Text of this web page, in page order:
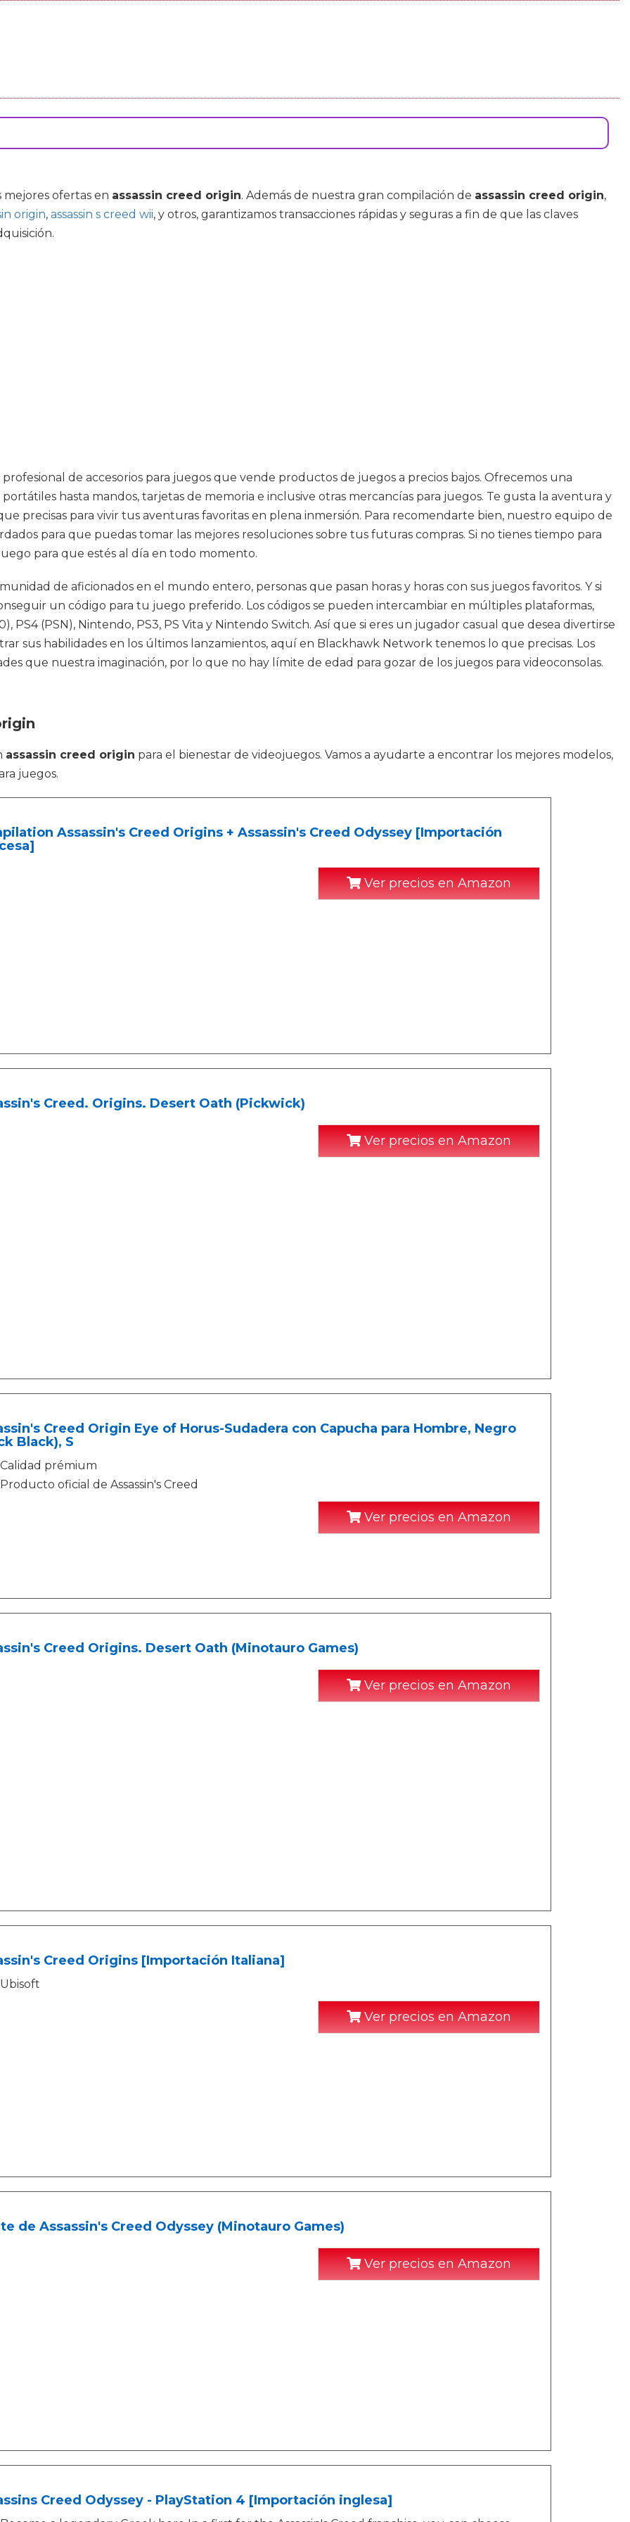
mejores ofertas en assassin creed origin. Además de nuestra gran compilación de assassin creed origin,
origin, assassin s creed wii, y otros, garantizamos transacciones rápidas y seguras a fin de que las claves
de accesorios para juegos que vende productos de juegos a precios bajos. Ofrecemos una
hasta mandos, tarjetas de memoria e inclusive otras mercancías para juegos. Te gusta la aventura y
precisas para vivir tus aventuras favoritas en plena inmersión. Para recomendarte bien, nuestro equipo de
para que puedas tomar las mejores resoluciones sobre tus futuras compras. Si no tienes tiempo para
para que estés al día en todo momento.
de aficionados en el mundo entero, personas que pasan horas y horas con sus juegos favoritos. Y si
un código para tu juego preferido. Los códigos se pueden intercambiar en múltiples plataformas,
PS4 (PSN), Nintendo, PS3, PS Vita y Nintendo Switch. Así que si eres un jugador casual que desea divertirse
sus habilidades en los últimos lanzamientos, aquí en Blackhawk Network tenemos lo que precisas. Los
que nuestra imaginación, por lo que no hay límite de edad para gozar de los juegos para videoconsolas.
assassin creed origin para el bienestar de videojuegos. Vamos a ayudarte a encontrar los mejores modelos,
juegos.
Assassin's Creed Origins + Assassin's Creed Odyssey [Importación
Ver precios en Amazon
Creed. Origins. Desert Oath (Pickwick)
Ver precios en Amazon
Creed Origin Eye of Horus-Sudadera con Capucha para Hombre, Negro
Black), S
Calidad prémium
Producto oficial de Assassin's Creed
Ver precios en Amazon
Creed Origins. Desert Oath (Minotauro Games)
Ver precios en Amazon
Creed Origins [Importación Italiana]
Ubisoft
Ver precios en Amazon
de Assassin's Creed Odyssey (Minotauro Games)
Ver precios en Amazon
Creed Odyssey - PlayStation 4 [Importación inglesa]